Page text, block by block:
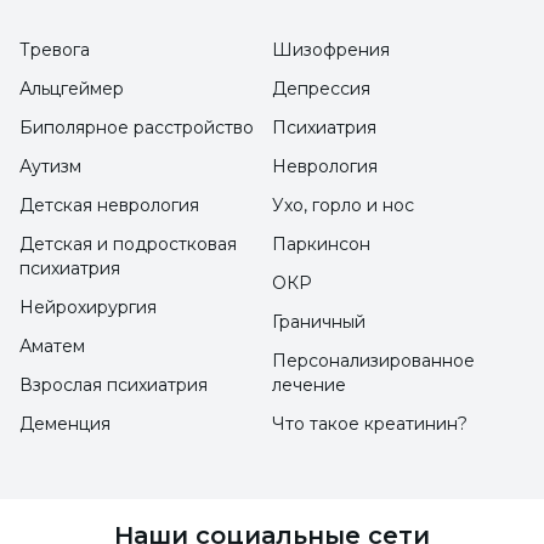
каникул и летних каникул. Во время летних
каникул операции по обрезанию обычно
начинаются после отмены занятий в школах.
После недельного восстановительного
периода ребенок может наслаждаться
летними каникулами.
На что следует обратить внимание
после обрезания?
Когда следует проводить обрезание
- Обрезанного ребенка или младенца
Тревога
Альцгеймер
Биполярное расстройство
Аутизм
Детская неврология
Шизофрения
Депрессия
Психиатрия
Неврология
Ухо, горло и нос
Детская и подростковая
психиатрия
Нейрохирургия
Аматем
Взрослая психиатрия
Деменция
Паркинсон
ОКР
Граничный
Персонализированное
лечение
Что такое креатинин?
Наши социальные сети